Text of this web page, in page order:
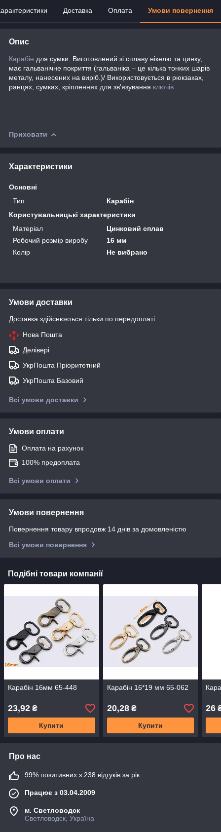
Доставка Оплата Умови повернення
Опис
Карабін для сумки. Виготовлений зі сплаву нікелю та цинку,
має гальванічне покриття (гальваніка – це кілька тонких шарів
металу, нанесених на виріб.)/ Використовується в рюкзаках,
ранцях, сумках, кріпленнях для зв'язування ключів
Приховати
Характеристики
Основні
Тип
Карабін
Користувальницькі характеристики
Матеріал
Цинковий сплав
Робочий розмір виробу
16 мм
Колір
Не вибрано
Умови доставки
Доставка здійснюється тільки по передоплаті.
Нова Пошта
Делівері
УкрПошта Пріоритетний
УкрПошта Базовий
Всі умови доставки
Умови оплати
Оплата на рахунок
100% предоплата
Всі умови оплати
Умови повернення
Повернення товару впродовж 14 днів за домовленістю
Всі умови повернення
Подібні товари компанії
Карабін 16мм 65-448
23,92 ₴
Купити
Карабін 16*19 мм 65-062
20,28₴
Купити
26
Про нас
99% позитивних з 238 відгуків за рік
Працює з 03.04.2009
м. Светловодск
Светловодск, Україна